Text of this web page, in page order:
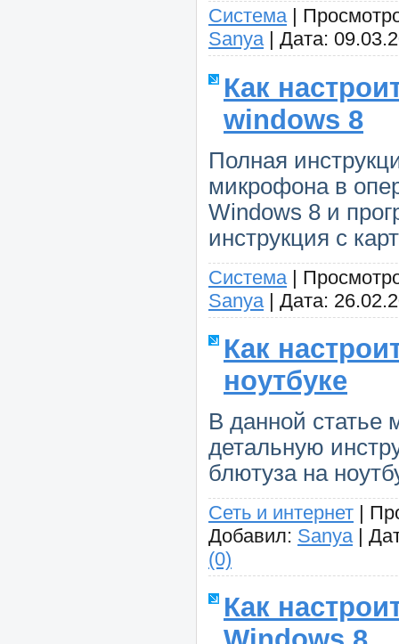
Система|
Sanya| Дата:
Как
windows 8
Полная
микрофона в
Windows 8 и
инструкция с
Система |
Sanya | Дата:
Как
ноутбуке
В данной статье
детальную
блютуза на
Сеть и интернет |
Добавил: Sanya |
(0)
Как